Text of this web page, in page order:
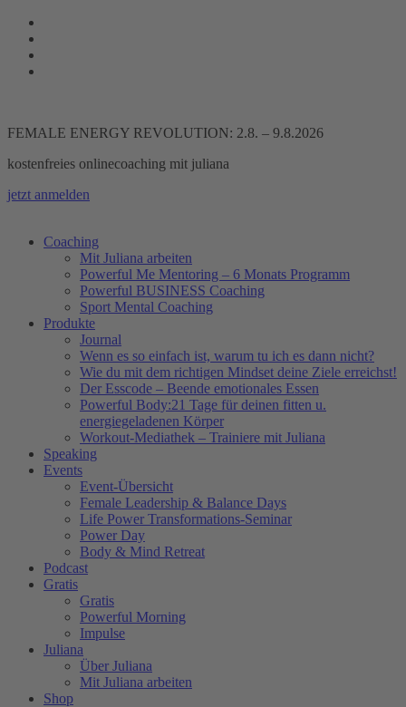
Zum
Inhalt
springen
FEMALE ENERGY REVOLUTION: 2.8. – 9.8.2026
kostenfreies onlinecoaching mit juliana
jetzt anmelden
Coaching
Mit Juliana arbeiten
Powerful Me Mentoring – 6 Monats Programm
Powerful BUSINESS Coaching
Sport Mental Coaching
Produkte
Journal
Wenn es so einfach ist, warum tu ich es dann nicht?
Wie du mit dem richtigen Mindset deine Ziele erreichst!
Der Esscode – Beende emotionales Essen
Powerful Body:21 Tage für deinen fitten u.
energiegeladenen Körper
Workout-Mediathek – Trainiere mit Juliana
Speaking
Events
Event-Übersicht
Female Leadership & Balance Days
Life Power Transformations-Seminar
Power Day
Body & Mind Retreat
Podcast
Gratis
Gratis
Powerful Morning
Impulse
Juliana
Über Juliana
Mit Juliana arbeiten
Shop